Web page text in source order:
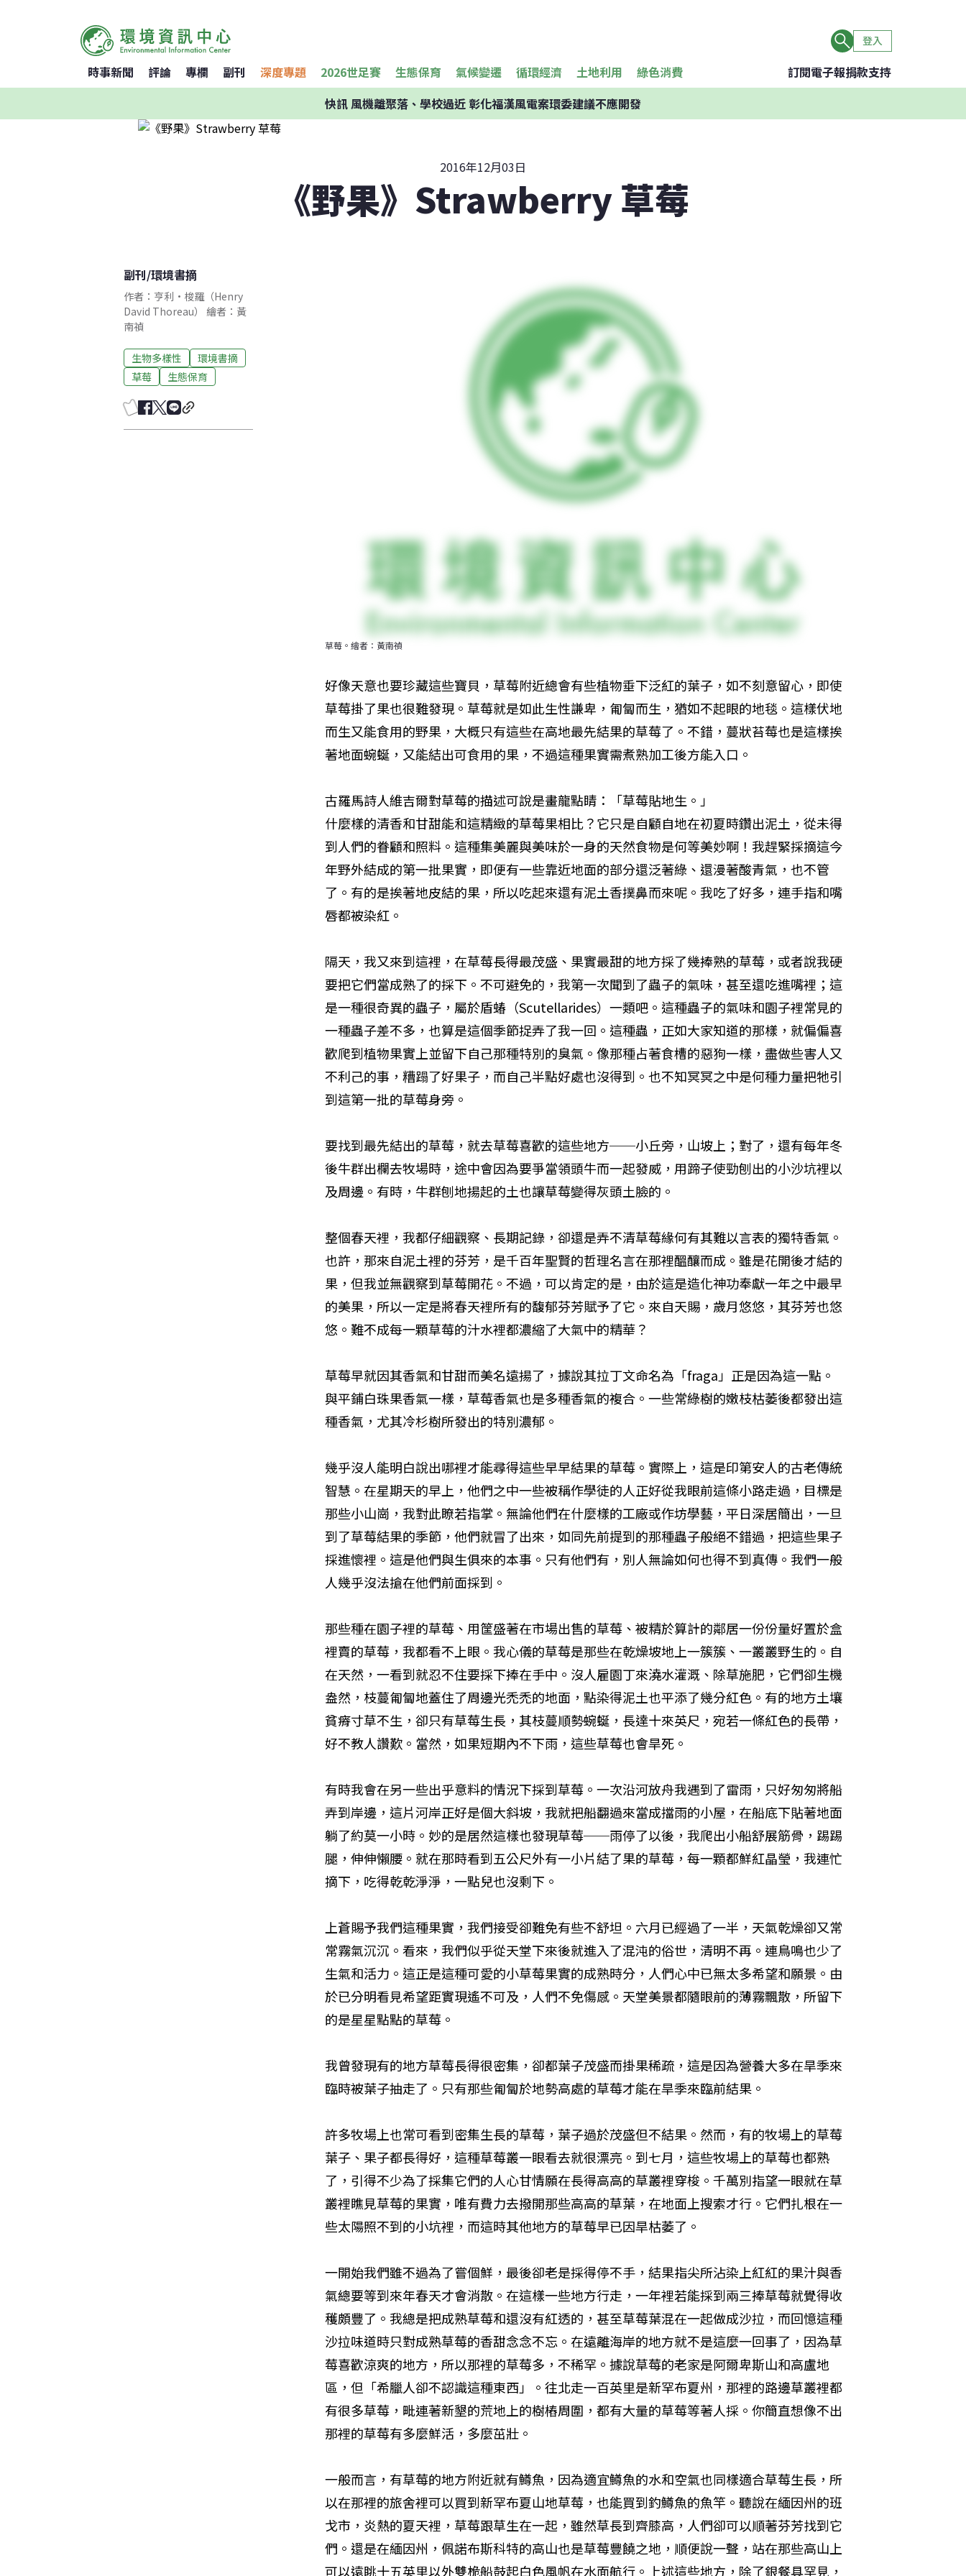
登入
時事新聞 評論 專欄 副刊 深度專題 2026世足賽 生態保育 氣候變遷 循環經濟 土地利用 綠色消費 訂閱電子報捐款支持
快訊風機離聚落、學校過近 彰化福漢風電案環委建議不應開發
2016年12月03日
《野果》Strawberry 草莓
副刊/環境書摘
作者：亨利•梭羅（Henry
David Thoreau） 繪者：黃
南禎
生物多樣性
環境書摘
草莓
生態保育
草莓。繪者：黃南禎
好像天意也要珍藏這些寶貝，草莓附近總會有些植物垂下泛紅的葉子，如不刻意留心，即使
草莓掛了果也很難發現。草莓就是如此生性謙卑，匍匐而生，猶如不起眼的地毯。這樣伏地
而生又能食用的野果，大概只有這些在高地最先結果的草莓了。不錯，蔓狀苔莓也是這樣挨
著地面蜿蜒，又能結出可食用的果，不過這種果實需煮熟加工後方能入口。
古羅馬詩人維吉爾對草莓的描述可說是畫龍點睛：「草莓貼地生。」
什麼樣的清香和甘甜能和這精緻的草莓果相比？它只是自顧自地在初夏時鑽出泥土，從未得
到人們的眷顧和照料。這種集美麗與美味於一身的天然食物是何等美妙啊！我趕緊採摘這今
年野外結成的第一批果實，即便有一些靠近地面的部分還泛著綠、還漫著酸青氣，也不管
了。有的是挨著地皮結的果，所以吃起來還有泥土香撲鼻而來呢。我吃了好多，連手指和嘴
唇都被染紅。
隔天，我又來到這裡，在草莓長得最茂盛、果實最甜的地方採了幾捧熟的草莓，或者說我硬
要把它們當成熟了的採下。不可避免的，我第一次聞到了蟲子的氣味，甚至還吃進嘴裡；這
是一種很奇異的蟲子，屬於盾蝽（Scutellarides）一類吧。這種蟲子的氣味和園子裡常見的
一種蟲子差不多，也算是這個季節捉弄了我一回。這種蟲，正如大家知道的那樣，就偏偏喜
歡爬到植物果實上並留下自己那種特別的臭氣。像那種占著食槽的惡狗一樣，盡做些害人又
不利己的事，糟蹋了好果子，而自己半點好處也沒得到。也不知冥冥之中是何種力量把牠引
到這第一批的草莓身旁。
要找到最先結出的草莓，就去草莓喜歡的這些地方──小丘旁，山坡上；對了，還有每年冬
後牛群出欄去牧場時，途中會因為要爭當領頭牛而一起發威，用蹄子使勁刨出的小沙坑裡以
及周邊。有時，牛群刨地揚起的土也讓草莓變得灰頭土臉的。
整個春天裡，我都仔細觀察、長期記錄，卻還是弄不清草莓緣何有其難以言表的獨特香氣。
也許，那來自泥土裡的芬芳，是千百年聖賢的哲理名言在那裡醞釀而成。雖是花開後才結的
果，但我並無觀察到草莓開花。不過，可以肯定的是，由於這是造化神功奉獻一年之中最早
的美果，所以一定是將春天裡所有的馥郁芬芳賦予了它。來自天賜，歲月悠悠，其芬芳也悠
悠。難不成每一顆草莓的汁水裡都濃縮了大氣中的精華？
草莓早就因其香氣和甘甜而美名遠揚了，據說其拉丁文命名為「fraga」正是因為這一點。
與平鋪白珠果香氣一樣，草莓香氣也是多種香氣的複合。一些常綠樹的嫩枝枯萎後都發出這
種香氣，尤其冷杉樹所發出的特別濃郁。
幾乎沒人能明白說出哪裡才能尋得這些早早結果的草莓。實際上，這是印第安人的古老傳統
智慧。在星期天的早上，他們之中一些被稱作學徒的人正好從我眼前這條小路走過，目標是
那些小山崗，我對此瞭若指掌。無論他們在什麼樣的工廠或作坊學藝，平日深居簡出，一旦
到了草莓結果的季節，他們就冒了出來，如同先前提到的那種蟲子般絕不錯過，把這些果子
採進懷裡。這是他們與生俱來的本事。只有他們有，別人無論如何也得不到真傳。我們一般
人幾乎沒法搶在他們前面採到。
那些種在園子裡的草莓、用筐盛著在市場出售的草莓、被精於算計的鄰居一份份量好置於盒
裡賣的草莓，我都看不上眼。我心儀的草莓是那些在乾燥坡地上一簇簇、一叢叢野生的。自
在天然，一看到就忍不住要採下捧在手中。沒人雇園丁來澆水灌溉、除草施肥，它們卻生機
盎然，枝蔓匍匐地蓋住了周邊光禿禿的地面，點染得泥土也平添了幾分紅色。有的地方土壤
貧瘠寸草不生，卻只有草莓生長，其枝蔓順勢蜿蜒，長達十來英尺，宛若一條紅色的長帶，
好不教人讚歎。當然，如果短期內不下雨，這些草莓也會旱死。
有時我會在另一些出乎意料的情況下採到草莓。一次沿河放舟我遇到了雷雨，只好匆匆將船
弄到岸邊，這片河岸正好是個大斜坡，我就把船翻過來當成擋雨的小屋，在船底下貼著地面
躺了約莫一小時。妙的是居然這樣也發現草莓──雨停了以後，我爬出小船舒展筋骨，踢踢
腿，伸伸懶腰。就在那時看到五公尺外有一小片結了果的草莓，每一顆都鮮紅晶瑩，我連忙
摘下，吃得乾乾淨淨，一點兒也沒剩下。
上蒼賜予我們這種果實，我們接受卻難免有些不舒坦。六月已經過了一半，天氣乾燥卻又常
常霧氣沉沉。看來，我們似乎從天堂下來後就進入了混沌的俗世，清明不再。連鳥鳴也少了
生氣和活力。這正是這種可愛的小草莓果實的成熟時分，人們心中已無太多希望和願景。由
於已分明看見希望距實現遙不可及，人們不免傷感。天堂美景都隨眼前的薄霧飄散，所留下
的是星星點點的草莓。
我曾發現有的地方草莓長得很密集，卻都葉子茂盛而掛果稀疏，這是因為營養大多在旱季來
臨時被葉子抽走了。只有那些匍匐於地勢高處的草莓才能在旱季來臨前結果。
許多牧場上也常可看到密集生長的草莓，葉子過於茂盛但不結果。然而，有的牧場上的草莓
葉子、果子都長得好，這種草莓叢一眼看去就很漂亮。到七月，這些牧場上的草莓也都熟
了，引得不少為了採集它們的人心甘情願在長得高高的草叢裡穿梭。千萬別指望一眼就在草
叢裡瞧見草莓的果實，唯有費力去撥開那些高高的草葉，在地面上搜索才行。它們扎根在一
些太陽照不到的小坑裡，而這時其他地方的草莓早已因旱枯萎了。
一開始我們雖不過為了嘗個鮮，最後卻老是採得停不手，結果指尖所沾染上紅紅的果汁與香
氣總要等到來年春天才會消散。在這樣一些地方行走，一年裡若能採到兩三捧草莓就覺得收
穫頗豐了。我總是把成熟草莓和還沒有紅透的，甚至草莓葉混在一起做成沙拉，而回憶這種
沙拉味道時只對成熟草莓的香甜念念不忘。在遠離海岸的地方就不是這麼一回事了，因為草
莓喜歡涼爽的地方，所以那裡的草莓多，不稀罕。據說草莓的老家是阿爾卑斯山和高盧地
區，但「希臘人卻不認識這種東西」。往北走一百英里是新罕布夏州，那裡的路邊草叢裡都
有很多草莓，毗連著新墾的荒地上的樹樁周圍，都有大量的草莓等著人採。你簡直想像不出
那裡的草莓有多麼鮮活，多麼茁壯。
一般而言，有草莓的地方附近就有鱒魚，因為適宜鱒魚的水和空氣也同樣適合草莓生長，所
以在那裡的旅舍裡可以買到新罕布夏山地草莓，也能買到釣鱒魚的魚竿。聽說在緬因州的班
戈市，炎熱的夏天裡，草莓跟草生在一起，雖然草長到齊膝高，人們卻可以順著芬芳找到它
們。還是在緬因州，佩諾布斯科特的高山也是草莓豐饒之地，順便說一聲，站在那些高山上
可以遠眺十五英里以外雙桅船鼓起白色風帆在水面航行。上述這些地方，除了銀餐具罕見，